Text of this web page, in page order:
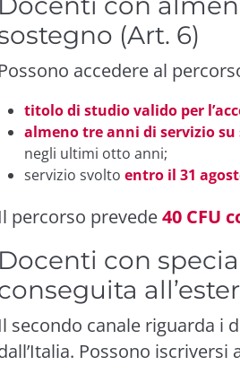
(Art. 6)
Possono accedere al
titolo di studio valido per
almeno tre anni di servizio su
negli ultimi otto anni;
servizio svolto entro il 31
Il percorso prevede40 CFU
Docenti con
Il secondo canale riguarda i
Possono